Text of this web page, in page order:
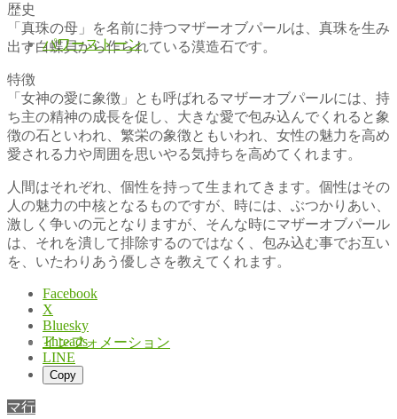
パワーストーン
インフォメーション
歴史
「真珠の母」を名前に持つマザーオブパールは、真珠を生み
出す白蝶貝から作られている漠造石です。
特徴
「女神の愛に象徴」とも呼ばれるマザーオブパールには、持
ち主の精神の成長を促し、大きな愛で包み込んでくれると象
徴の石といわれ、繁栄の象徴ともいわれ、女性の魅力を高め
愛される力や周囲を思いやる気持ちを高めてくれます。
人間はそれぞれ、個性を持って生まれてきます。個性はその
人の魅力の中核となるものですが、時には、ぶつかりあい、
激しく争いの元となりますが、そんな時にマザーオブパール
は、それを潰して排除するのではなく、包み込む事でお互い
を、いたわりあう優しさを教えてくれます。
Facebook
X
Bluesky
Threads
LINE
Copy
マ行